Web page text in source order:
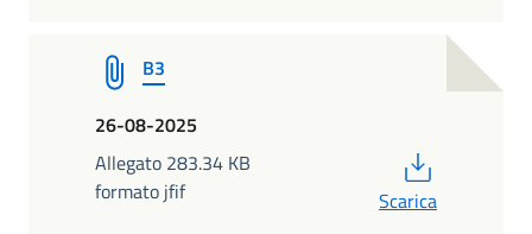
B3
26-08-2025
Allegato 283.34 KB
formato jfif
Scarica